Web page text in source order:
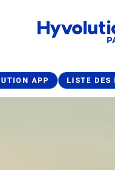
Paragraphes
APP LISTE DES